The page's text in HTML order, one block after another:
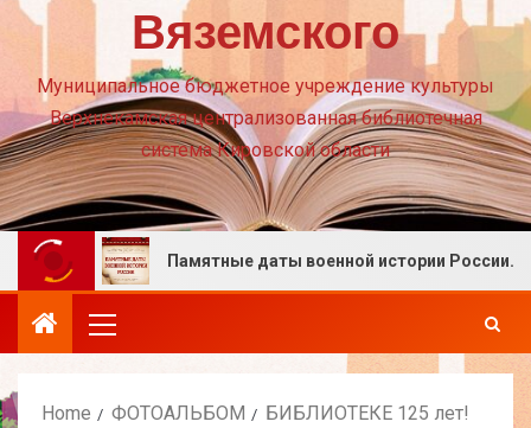
Вяземского
Муниципальное бюджетное учреждение культуры
Верхнекамская централизованная библиотечная
система Кировской области
Памятные даты военной истории России. Август
Home ФОТОАЛЬБОМ БИБЛИОТЕКЕ 125 лет!